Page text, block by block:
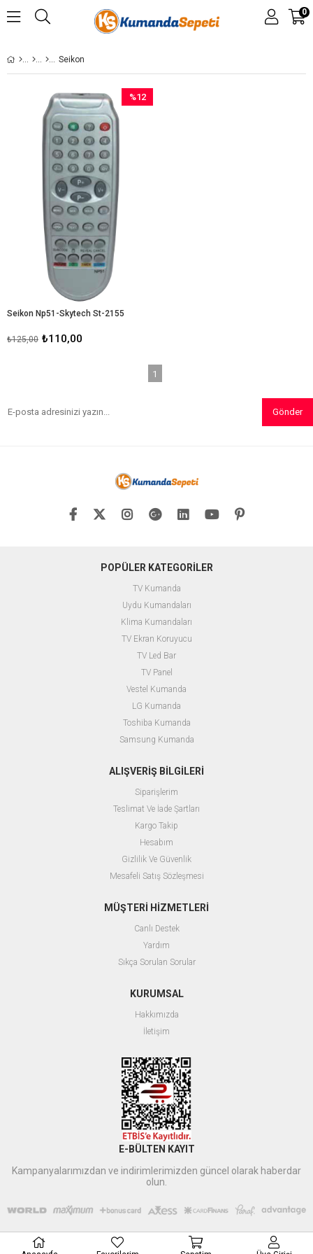
0
Seikon
Seikon Np51-Skytech St-2155
₺110,00
₺125,00
%12
1
Gönder
POPÜLER KATEGORİLER
TV Kumanda
Uydu Kumandaları
Klima Kumandaları
TV Ekran Koruyucu
TV Led Bar
TV Panel
Vestel Kumanda
LG Kumanda
Toshiba Kumanda
Samsung Kumanda
ALIŞVERİŞ BİLGİLERİ
Siparişlerim
Teslimat Ve İade Şartları
Kargo Takip
Hesabım
Gizlilik Ve Güvenlik
Mesafeli Satış Sözleşmesi
MÜŞTERİ HİZMETLERİ
Canlı Destek
Yardım
Sıkça Sorulan Sorular
KURUMSAL
Hakkımızda
İletişim
E-BÜLTEN KAYIT
Kampanyalarımızdan ve indirimlerimizden güncel olarak haberdar
olun.